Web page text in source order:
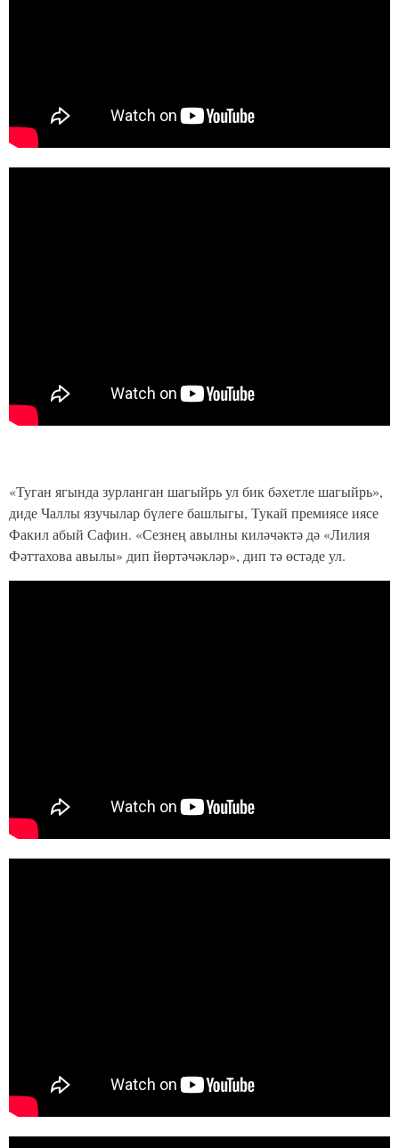
«Туган ягында зурланган шагыйрь ул бик бәхетле шагыйрь»,
диде Чаллы язучылар бүлеге башлыгы, Тукай премиясе иясе
Факил абый Сафин. «Сезнең авылны киләчәктә дә «Лилия
Фәттахова авылы» дип йөртәчәкләр», дип тә өстәде ул.